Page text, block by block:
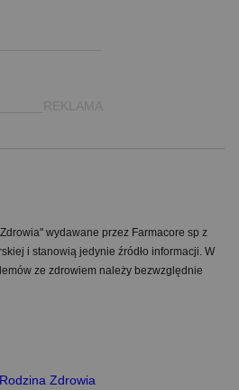
wydawane przez Farmacore sp z
i stanowią jedynie źródło informacji. W
ze zdrowiem należy bezwzględnie
Zdrowia